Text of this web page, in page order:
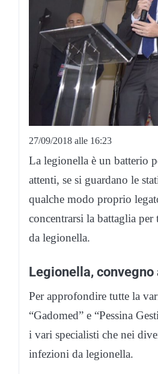
27/09/2018 alle 16:23
La legionella è un batterio
attenti, se si guardano le
qualche modo proprio
concentrarsi la battaglia
da legionella.
Legionella, convegno
Per approfondire tutte la
“Gadomed” e “Pessina
i vari specialisti che nei
infezioni da legionella.